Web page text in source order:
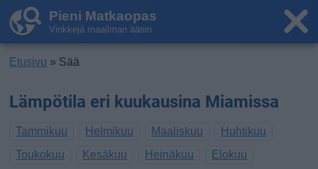
Pieni Matkaopas
Vinkkejä maailman ääriin
Etusivu » Sää
Lämpötila eri kuukausina Miamissa
Tammikuu Helmikuu Maaliskuu
Huhtikuu
Toukokuu
Kesäkuu Heinäkuu
Elokuu